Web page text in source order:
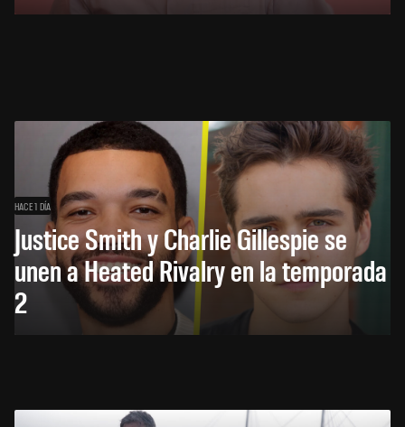
HACE 1 DÍA
Justice Smith y Charlie Gillespie se
unen a Heated Rivalry en la temporada
2